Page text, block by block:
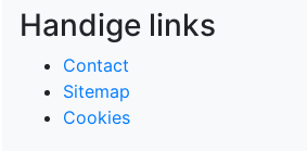
Handige links
Contact
Sitemap
Cookies